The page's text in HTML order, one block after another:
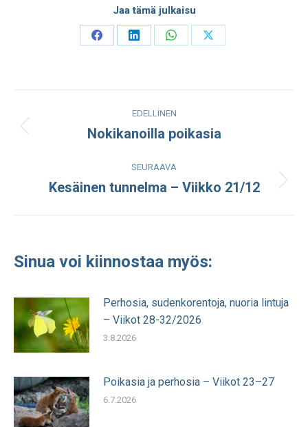
Jaa tämä julkaisu
Share
Share
Share
Share
navigation
EDELLINEN
Edellinen
Nokikanoilla poikasia
SEURAAVA
Seuraava
Kesäinen tunnelma – Viikko 21/12
Sinua voi kiinnostaa myös:
Perhosia, sudenkorentoja, nuoria lintuja
– Viikot 28-32/2026
3.8.2026
Poikasia ja perhosia – Viikot 23–27
6.7.2026